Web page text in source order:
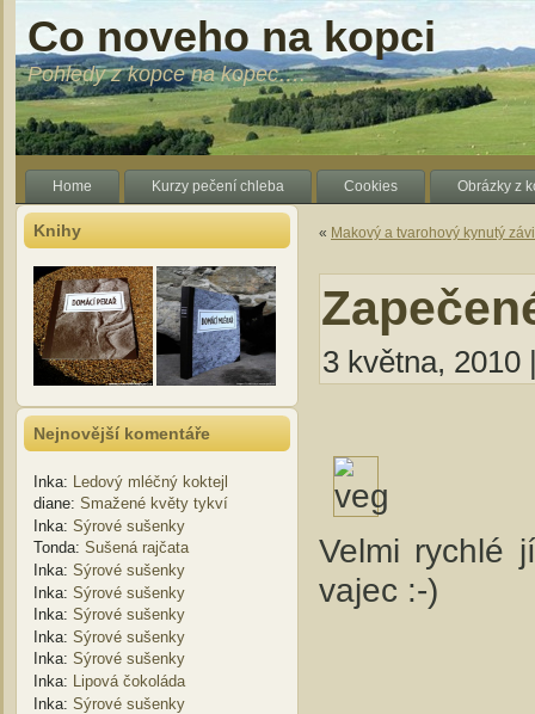
Co noveho na kopci
Pohledy z kopce na kopec….
Home Kurzy pečení chleba Cookies Obrázky z
Knihy
Nejnovější komentáře
Inka: Ledový mléčný koktejl
diane: Smažené květy tykví
Inka: Sýrové sušenky
Tonda: Sušená rajčata
Inka: Sýrové sušenky
Inka: Sýrové sušenky
Inka: Sýrové sušenky
Inka: Sýrové sušenky
Inka: Sýrové sušenky
Inka:
Lipová čokoláda
Inka: Sýrové sušenky
« Makový a tvarohový kynutý
3 května,
Velmi rychlé
vajec :-)